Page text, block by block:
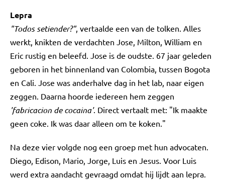
Lepra
"Todos setiender?", vertaalde een van de tolken. Alles
werkt, knikten de verdachten Jose, Milton, William en
Eric rustig en beleefd. Jose is de oudste. 67 jaar geleden
geboren in het binnenland van Colombia, tussen Bogota
en Cali. Jose was anderhalve dag in het lab, naar eigen
zeggen. Daarna hoorde iedereen hem zeggen
'fabricacion de cocaina'. Direct vertaalt met: "Ik maakte
geen coke. Ik was daar alleen om te koken."
Na deze vier volgde nog een groep met hun advocaten.
Diego, Edison, Mario, Jorge, Luis en Jesus. Voor Luis
werd extra aandacht gevraagd omdat hij lijdt aan lepra.